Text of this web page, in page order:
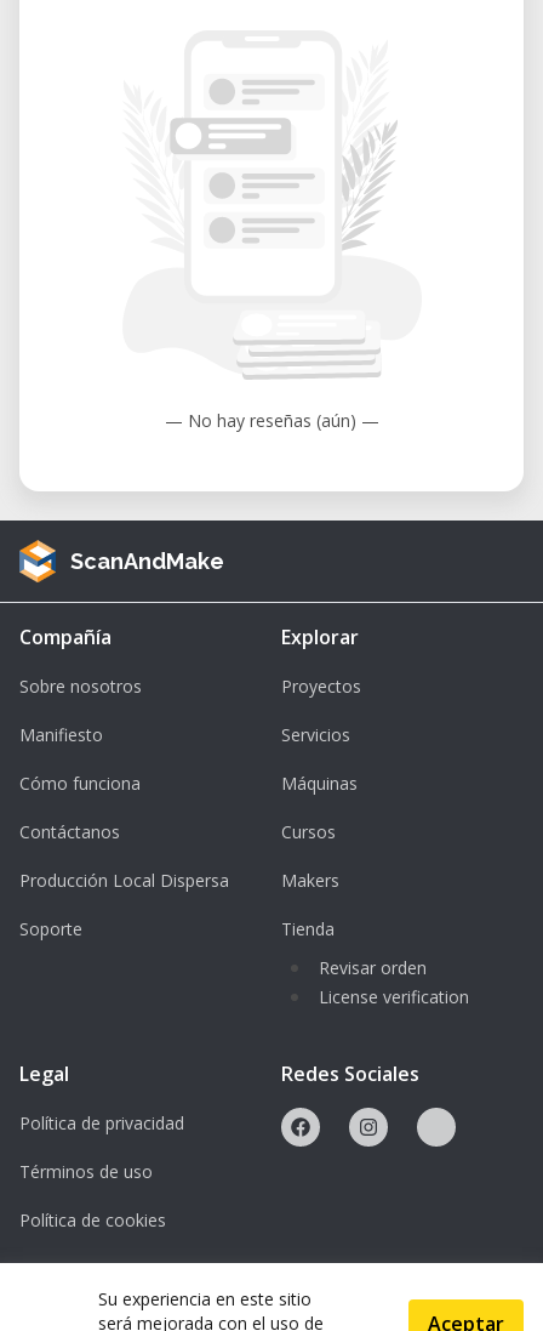
— No hay reseñas (aún) —
ScanAndMake
Compañía
Sobre nosotros
Manifiesto
Cómo funciona
Contáctanos
Producción Local Dispersa
Soporte
Explorar
Proyectos
Servicios
Máquinas
Cursos
Makers
Tienda
Revisar orden
License verification
Legal
Política de privacidad
Términos de uso
Política de cookies
Licencias
Redes Sociales
Su experiencia en este sitio
será mejorada con el uso de
Aceptar